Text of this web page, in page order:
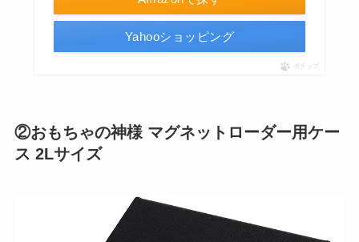
Yahooショッピング
ポチップ
②おもちゃの神様 マグネットローダー用ケー
ス 2Lサイズ